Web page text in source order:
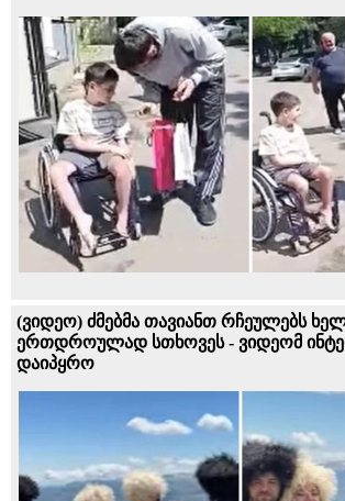
(ვიდეო) ძმებმა თავიანთ რჩეულებს
ერთდროულად სთხოვეს - ვიდეომ
დაიპყრო